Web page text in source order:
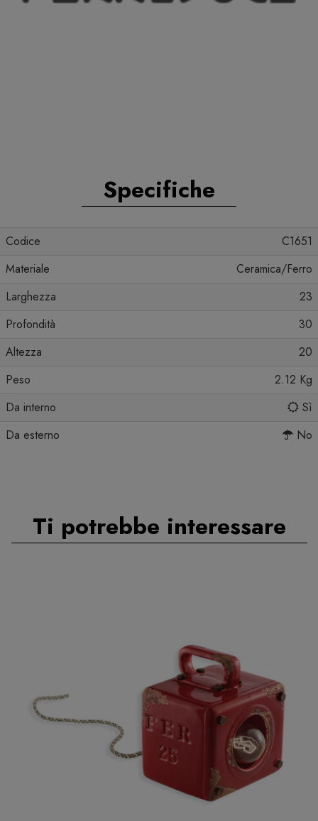
Specifiche
Codice
C1651
Materiale
Ceramica/Ferro
Larghezza
23
Profondità
30
Altezza
20
Peso
2.12 Kg
Da interno
Sì
Da esterno
No
Ti potrebbe interessare